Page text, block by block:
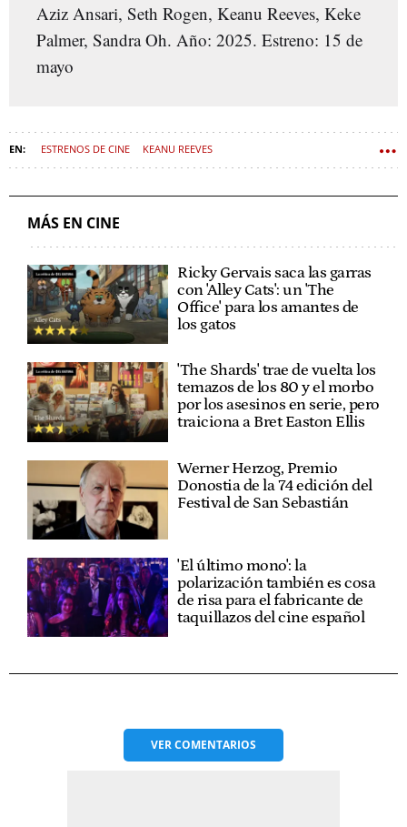
Aziz Ansari, Seth Rogen, Keanu Reeves, Keke
Palmer, Sandra Oh. Año: 2025. Estreno: 15 de
mayo
ESTRENOS DE CINE KEANU REEVES
MÁS EN CINE
Ricky Gervais saca las garras
con 'Alley Cats': un 'The
Office' para los amantes de
los gatos
'The Shards' trae de vuelta los
temazos de los 80 y el morbo
por los asesinos en serie, pero
traiciona a Bret Easton Ellis
Werner Herzog, Premio
Donostia de la 74 edición del
Festival de San Sebastián
'El último mono': la
polarización también es cosa
de risa para el fabricante de
taquillazos del cine español
VERCOMENTARIOS